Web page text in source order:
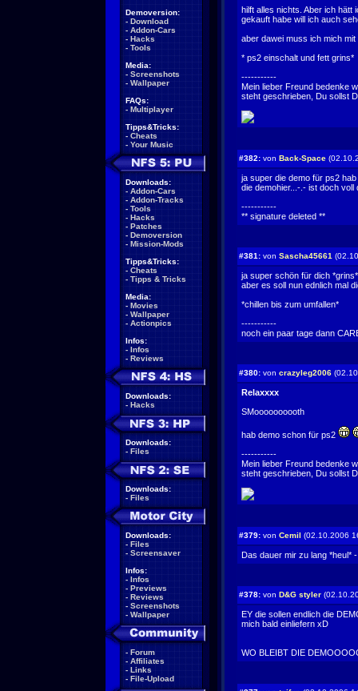
Demoversion:
- Download
- Addon-Cars
- Hacks
- Tools
Media:
- Screenshots
- Wallpaper
FAQs:
- Multiplayer
Tipps&Tricks:
- Cheats
- Your Music
Downloads:
- Addon-Cars
- Addon-Tracks
- Tools
- Hacks
- Patches
- Demoversion
- Mission-Mods
Tipps&Tricks:
- Cheats
- Tipps & Tricks
Media:
- Movies
- Wallpaper
- Actionpics
Infos:
- Infos
- Reviews
Downloads:
- Hacks
Downloads:
- Files
Downloads:
- Files
Downloads:
- Files
- Screensaver
Infos:
- Infos
- Previews
- Reviews
- Screenshots
- Wallpaper
- Forum
- Affiliates
- Links
- File-Upload
hilft alles nichts. Aber ich hätt
gekauft habe will ich auch
aber dawei muss ich mich
* ps2 einschalt und fett grins*
-----------
Mein lieber Freund bedenke
steht geschrieben, Du sollst
#382: von Back-Space
ja super die demo für ps2
die demohier...-.- ist doch voll
-----------
** signature deleted **
#381: von Sascha45661
ja super schön für dich *grins*
aber es soll nun ednlich mal
*chillen bis zum umfallen*
-----------
noch ein paar tage dann
#380: von crazyleg2006
Relaxxxx
SMoooooooooth
hab demo schon für ps2
-----------
Mein lieber Freund bedenke
steht geschrieben, Du sollst
#379: von Cemil (02.10.2006
Das dauer mir zu lang *heul*
#378: von D&G styler
EY die sollen endlich die
mich bald einliefern xD
WO BLEIBT DIE